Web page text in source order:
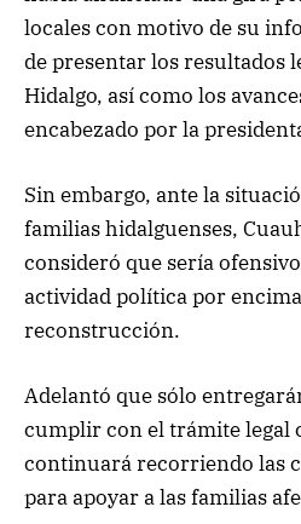
locales con motivo de su
de presentar los resultados
Hidalgo, así como los
encabezado por la
Sin embargo, ante la
familias hidalguenses,
consideró que sería
actividad política por
reconstrucción.
Adelantó que sólo
cumplir con el trámite legal
continuará recorriendo las
para apoyar a las familias